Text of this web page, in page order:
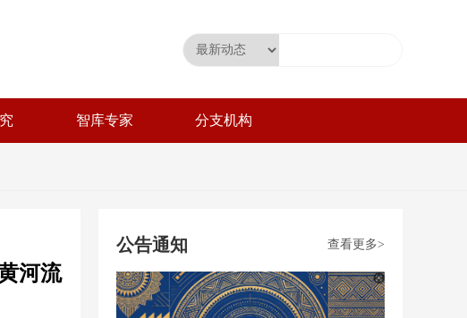
智库专家 分支机构
河流
公告通知 查看更多>